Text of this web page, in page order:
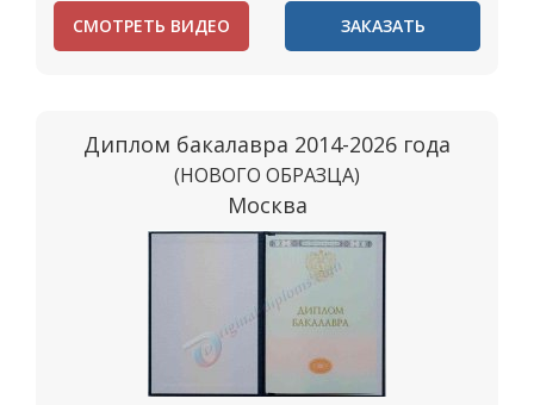
СМОТРЕТЬ ВИДЕО ЗАКАЗАТЬ
Диплом бакалавра 2014-2026 года
(НОВОГО ОБРАЗЦА)
Москва